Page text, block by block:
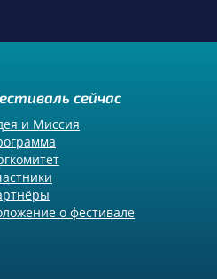
сейчас
и Миссия
о фестивале